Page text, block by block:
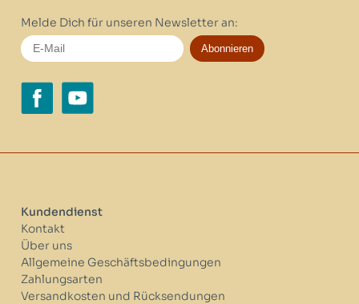
Melde Dich für unseren Newsletter an:
Abonnieren
Kundendienst
Kontakt
Über uns
Allgemeine Geschäftsbedingungen
Zahlungsarten
Versandkosten und Rücksendungen